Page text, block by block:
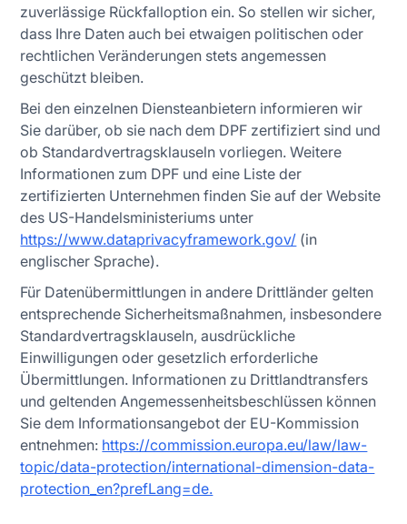
zuverlässige Rückfalloption ein. So stellen wir sicher,
dass Ihre Daten auch bei etwaigen politischen oder
rechtlichen Veränderungen stets angemessen
geschützt bleiben.
Bei den einzelnen Diensteanbietern informieren wir
Sie darüber, ob sie nach dem DPF zertifiziert sind und
ob Standardvertragsklauseln vorliegen. Weitere
Informationen zum DPF und eine Liste der
zertifizierten Unternehmen finden Sie auf der Website
des US-Handelsministeriums unter
https://www.dataprivacyframework.gov/ (in
englischer Sprache).
Für Datenübermittlungen in andere Drittländer gelten
entsprechende Sicherheitsmaßnahmen, insbesondere
Standardvertragsklauseln, ausdrückliche
Einwilligungen oder gesetzlich erforderliche
Übermittlungen. Informationen zu Drittlandtransfers
und geltenden Angemessenheitsbeschlüssen können
Sie dem Informationsangebot der EU-Kommission
entnehmen: https://commission.europa.eu/law/law-
topic/data-protection/international-dimension-data-
protection_en?prefLang=de.